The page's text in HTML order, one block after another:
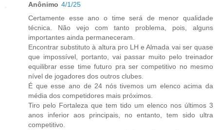
Anônimo 4/1/25
Certamente esse ano o time será de menor qualidade
técnica. Não vejo com tanto problema, pois, alguns
importantes ainda permaneceram.
Encontrar substituto à altura pro LH e Almada vai ser quase
que impossível, portanto, vai passar muito pelo treinador
equilibrar esse time futuro pra ser competitivo no mesmo
nível de jogadores dos outros clubes.
É que esse ano de 24 nós tivemos um elenco acima da
média dos competidores mais próximos.
Tiro pelo Fortaleza que tem tido um elenco nos últimos 3
anos inferior aos principais, no entanto, tem sido ultra
competitivo.